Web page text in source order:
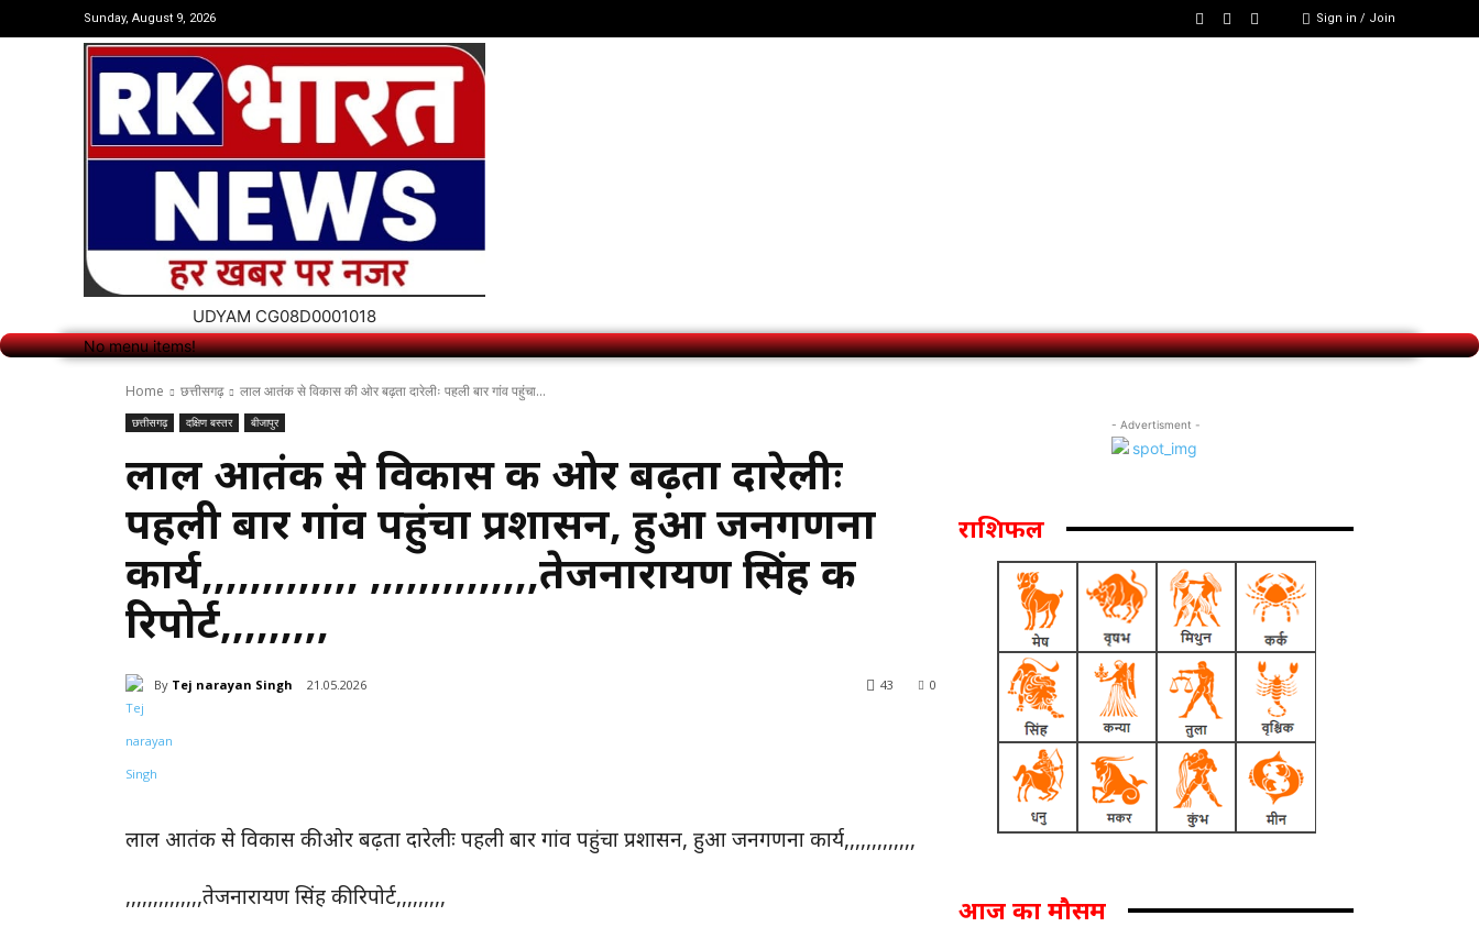
Sunday, August 9, 2026 Sign in / Join
UDYAM CG08D0001018
No menu items!
Home छत्तीसगढ़ लाल आतंक से विकास की ओर बढ़ता दारेलीः पहली बार गांव पहुंचा...
छत्तीसगढ़ दक्षिण बस्तर बीजापुर
लाल आतंक से विकास की ओर बढ़ता दारेलीः
पहली बार गांव पहुंचा प्रशासन, हुआ जनगणना
कार्य,,,,,,,,,,,,, ,,,,,,,,,,,,,,तेजनारायण सिंह की
रिपोर्ट,,,,,,,,,
By Tej narayan Singh 21.05.2026 0
43
लाल आतंक से विकास की ओर बढ़ता दारेलीः पहली बार गांव पहुंचा प्रशासन, हुआ जनगणना कार्य,,,,,,,,,,,,,
,,,,,,,,,,,,,,तेजनारायण सिंह की रिपोर्ट,,,,,,,,,
- Advertisment -
राशिफल
आज का मौसम